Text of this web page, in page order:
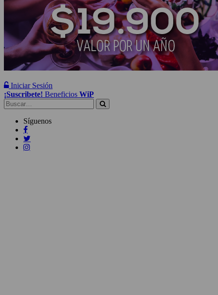
Iniciar Sesión
¡Suscribete! Beneficios WiP
Buscar:
Síguenos